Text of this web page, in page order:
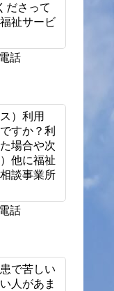
ださって
祉サービ
話
）利用
すか？利
場合や次
他に福祉
談事業所
話
で苦しい
人があま